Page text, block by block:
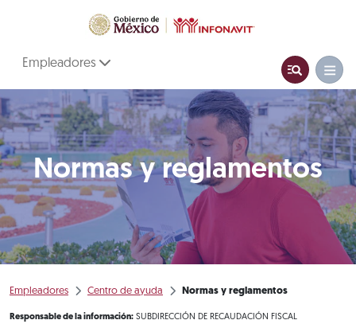
Empleadores
Normas y reglamentos
Empleadores Centro de ayuda Normas y reglamentos
Responsable de la información: SUBDIRECCIÓN DE RECAUDACIÓN FISCAL